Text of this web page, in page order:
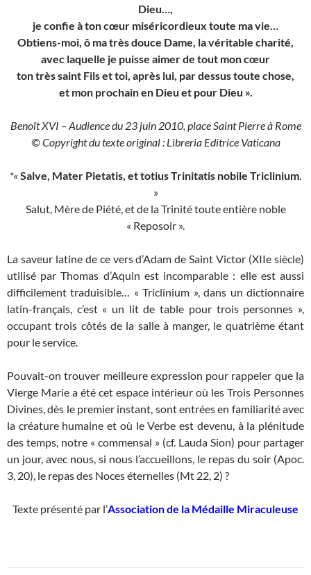
Dieu…,
je confie à ton cœur miséricordieux toute ma vie…
Obtiens-moi, ô ma très douce Dame, la véritable charité,
avec laquelle je puisse aimer de tout mon cœur
ton très saint Fils et toi, après lui, par dessus toute chose,
et mon prochain en Dieu et pour Dieu ».
Benoît XVI – Audience du 23 juin 2010, place Saint Pierre à Rome
© Copyright du texte original : Libreria Editrice Vaticana
*« Salve, Mater Pietatis, et totius Trinitatis nobile Triclinium.
»
Salut, Mère de Piété, et de la Trinité toute entière noble
« Reposoir ».
La saveur latine de ce vers d’Adam de Saint Victor (XIIe siècle)
utilisé par Thomas d’Aquin est incomparable : elle est aussi
difficilement traduisible… « Triclinium », dans un dictionnaire
latin-français, c’est « un lit de table pour trois personnes »,
occupant trois côtés de la salle à manger, le quatrième étant
pour le service.
Pouvait-on trouver meilleure expression pour rappeler que la
Vierge Marie a été cet espace intérieur où les Trois Personnes
Divines, dès le premier instant, sont entrées en familiarité avec
la créature humaine et où le Verbe est devenu, à la plénitude
des temps, notre « commensal » (cf. Lauda Sion) pour partager
un jour, avec nous, si nous l’accueillons, le repas du soir (Apoc.
3, 20), le repas des Noces éternelles (Mt 22, 2) ?
Texte présenté par l’Association de la Médaille Miraculeuse